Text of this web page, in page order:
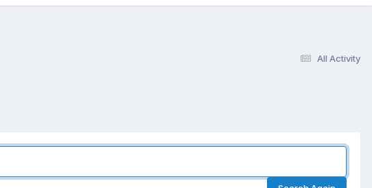
All Activity